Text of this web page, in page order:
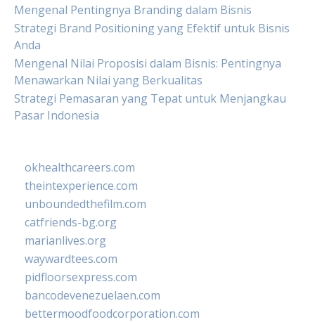
Mengenal Pentingnya Branding dalam Bisnis
Strategi Brand Positioning yang Efektif untuk Bisnis
Anda
Mengenal Nilai Proposisi dalam Bisnis: Pentingnya
Menawarkan Nilai yang Berkualitas
Strategi Pemasaran yang Tepat untuk Menjangkau
Pasar Indonesia
okhealthcareers.com
theintexperience.com
unboundedthefilm.com
catfriends-bg.org
marianlives.org
waywardtees.com
pidfloorsexpress.com
bancodevenezuelaen.com
bettermoodfoodcorporation.com